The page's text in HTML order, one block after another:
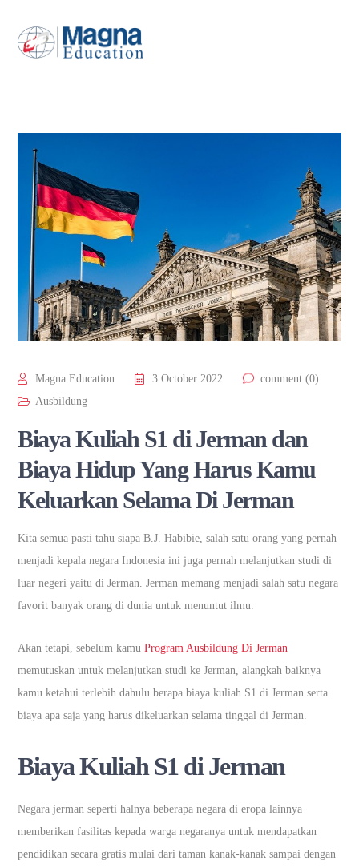
Magna Education 3 October 2022
comment (0)
Ausbildung
Biaya Kuliah S1 di Jerman dan
Biaya Hidup Yang Harus Kamu
Keluarkan Selama Di Jerman
Kita semua pasti tahu siapa B.J. Habibie, salah satu orang yang pernah
menjadi kepala negara Indonesia ini juga pernah melanjutkan studi di
luar negeri yaitu di Jerman. Jerman memang menjadi salah satu negara
favorit banyak orang di dunia untuk menuntut ilmu.
Akan tetapi, sebelum kamuProgram Ausbildung Di Jerman
memutuskan untuk melanjutkan studi ke Jerman, alangkah baiknya
kamu ketahui terlebih dahulu berapa biaya kuliah S1 di Jerman serta
biaya apa saja yang harus dikeluarkan selama tinggal di Jerman.
Biaya Kuliah S1 di Jerman
Negara jerman seperti halnya beberapa negara di eropa lainnya
memberikan fasilitas kepada warga negaranya untuk mendapatkan
pendidikan secara gratis mulai dari taman kanak-kanak sampai dengan